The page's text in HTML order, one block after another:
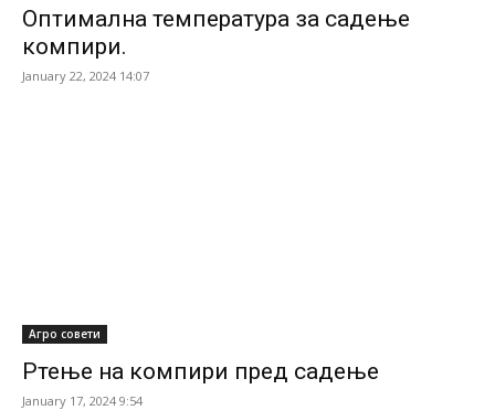
Оптимална температура за садење
компири.
January 22, 2024 14:07
Агро совети
Ртење на компири пред садење
January 17, 2024 9:54